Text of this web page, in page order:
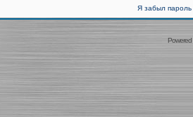
Я забыл пароль